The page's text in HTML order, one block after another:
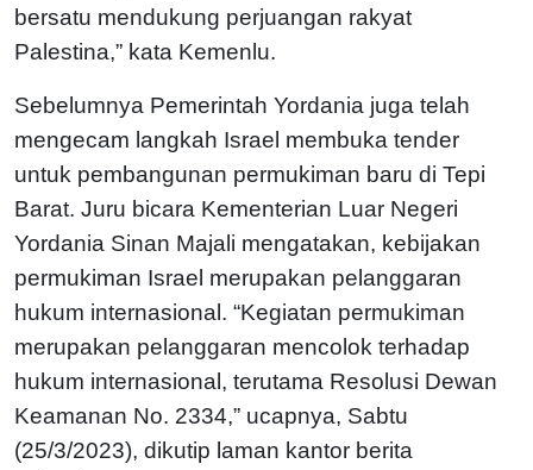
bersatu mendukung perjuangan rakyat
Palestina,” kata Kemenlu.
Sebelumnya Pemerintah Yordania juga telah
mengecam langkah Israel membuka tender
untuk pembangunan permukiman baru di Tepi
Barat. Juru bicara Kementerian Luar Negeri
Yordania Sinan Majali mengatakan, kebijakan
permukiman Israel merupakan pelanggaran
hukum internasional. “Kegiatan permukiman
merupakan pelanggaran mencolok terhadap
hukum internasional, terutama Resolusi Dewan
Keamanan No. 2334,” ucapnya, Sabtu
(25/3/2023), dikutip laman kantor berita